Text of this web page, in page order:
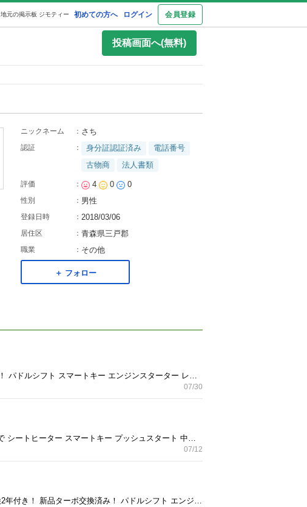
初めての方へ ログイン 会員登録
地元の掲示板 ジモティー
投稿画面へ(無料)
ニックネーム ： さち
認証 ： 身分証認証済み
電話番号
古物商
法人書類
評価 ： 4 0 0
性別 ： 男性
登録日時 ： 2018/03/06
居住区 ： 青森県三戸郡
職業 ： その他
＋ フォロー
青森県三戸郡南部町から アルトターボＲＳ 4WD 平成30年式 走行140000キロ 車検令和9年1月まで！ パドルシフト スマートキー エンジンスターター レーダーブレーキサポート 中古車検索サイトgooネットへも連載中！ どんな車でも下取りオッケー！ ヌマハタファクトリー 090 5844 3894
07/30
青森県三戸郡南部町から アルトラパン 4WD 平成２９年式 走行121000キロ 車検令和８年１０月まで シートヒーター スマートキー プッシュスタート 中古車検索サイトgooネットへも連載中！ どんなお車でも下取り可能です。 ヌマハタファクトリー 090 5844 3894
07/12
青森県三戸郡南部町から N-ONE プレミアムツアラーターボ 4WD 平成24年式 走行115000キロ 車検2年付き！ 新品ターボ交換済み！ パドルシフト エンジンスターター付き！ 中古車検索サイトgooネットへも連載中！ どんな車でも下取りオッケー！ ヌマハタファクトリー 090 5844 3894